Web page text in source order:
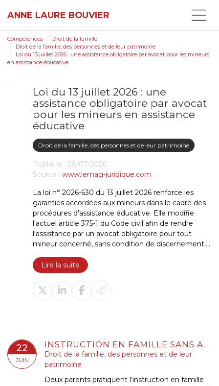
ANNE LAURE BOUVIER
Compétences
Droit de la famille
Droit de la famille, des personnes et de leur patrimoine
Loi du 13 juillet 2026 : une assistance obligatoire par avocat pour les mineurs
en assistance éducative
Loi du 13 juillet 2026 : une
assistance obligatoire par avocat
pour les mineurs en assistance
éducative
Publié le : 28/07/2026
Droit de la famille, des personnes et de leur patrimoine
Source : www.lemag-juridique.com
La loi n° 2026-630 du 13 juillet 2026 renforce les
garanties accordées aux mineurs dans le cadre des
procédures d'assistance éducative. Elle modifie
l'actuel article 375-1 du Code civil afin de rendre
l'assistance par un avocat obligatoire pour tout
mineur concerné, sans condition de discernement....
Lire la suite
INSTRUCTION EN FAMILLE SANS AUTORISATION : CONDAMNATION DES PARENTS
22
JUIN
Droit de la famille, des personnes et de leur
patrimoine
Deux parents pratiquent l’instruction en famille